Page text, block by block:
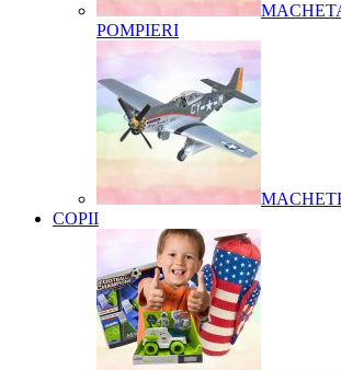
POMPIERI
COPII